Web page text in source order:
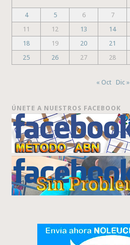
4
5 6 7
11
12 13 14
18
19 20 21
25
26 27 28
« Oct Dic »
ÚNETE A NUESTROS FACEBOOK